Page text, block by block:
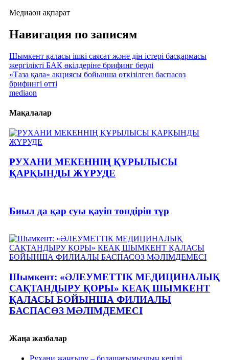
Медиаон ақпарат
Навигация по записям
Шымкент қаласы ішкі саясат жəне дін істері басқармасы
жергілікті БАҚ өкілдеріне брифинг берді
«Таза қала» акциясы бойынша өткізілген баспасөз
брифингі өтті
mediaon
Мақалалар
РУХАНИ МЕКЕННІҢ ҚҰРЫЛЫСЫ
ҚАРҚЫНДЫ ЖҮРУДЕ
Биыл да қар суы қауіп төндіріп тұр
Шымкент: «ӘЛЕУМЕТТІК МЕДИЦИНАЛЫҚ
САҚТАНДЫРУ ҚОРЫ» КЕАҚ ШЫМКЕНТ
ҚАЛАСЫ БОЙЫНША ФИЛИАЛЫ
БАСПАСӨЗ МӘЛІМДЕМЕСІ
Жаңа жазбалар
Рухани жаңғыру – болашағымыздың кепілі